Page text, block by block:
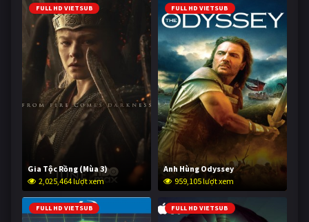
FULL HD VIETSUB
Gia Tộc Rồng (Mùa 3)
2,025,464 lượt xem
FULL HD VIETSUB
Anh Hùng Odyssey
959,105 lượt xem
FULL HD VIETSUB FULL HD VIETSUB